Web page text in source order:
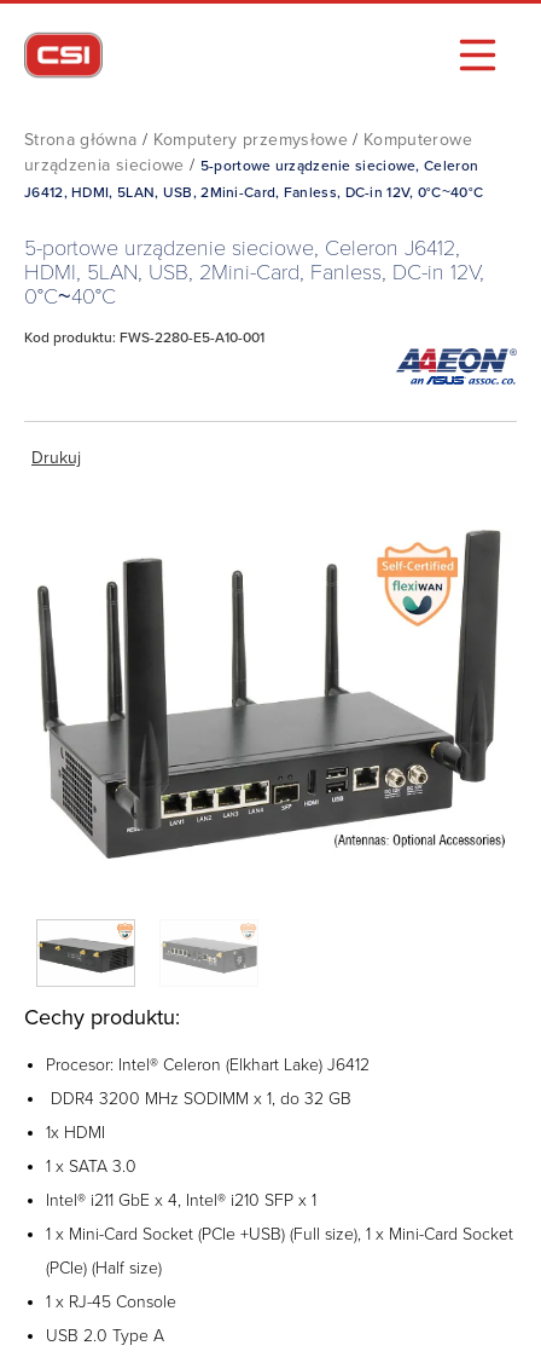
Strona główna / Komputery przemysłowe / Komputerowe
urządzenia sieciowe / 5-portowe urządzenie sieciowe, Celeron
J6412, HDMI, 5LAN, USB, 2Mini-Card, Fanless, DC-in 12V, 0°C~40°C
5-portowe urządzenie sieciowe, Celeron J6412,
HDMI, 5LAN, USB, 2Mini-Card, Fanless, DC-in 12V,
0°C~40°C
Kod produktu: FWS-2280-E5-A10-001
Drukuj
Cechy produktu:
Procesor: Intel® Celeron (Elkhart Lake) J6412
DDR4 3200 MHz SODIMM x 1, do 32 GB
1x HDMI
1 x SATA 3.0
Intel® i211 GbE x 4, Intel® i210 SFP x 1
1 x Mini-Card Socket (PCIe +USB) (Full size), 1 x Mini-Card Socket
(PCIe) (Half size)
1 x RJ-45 Console
USB 2.0 Type A